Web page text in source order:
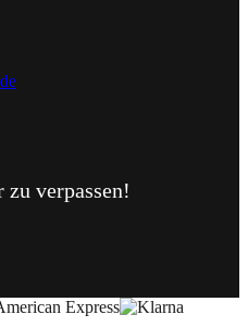
verpassen!